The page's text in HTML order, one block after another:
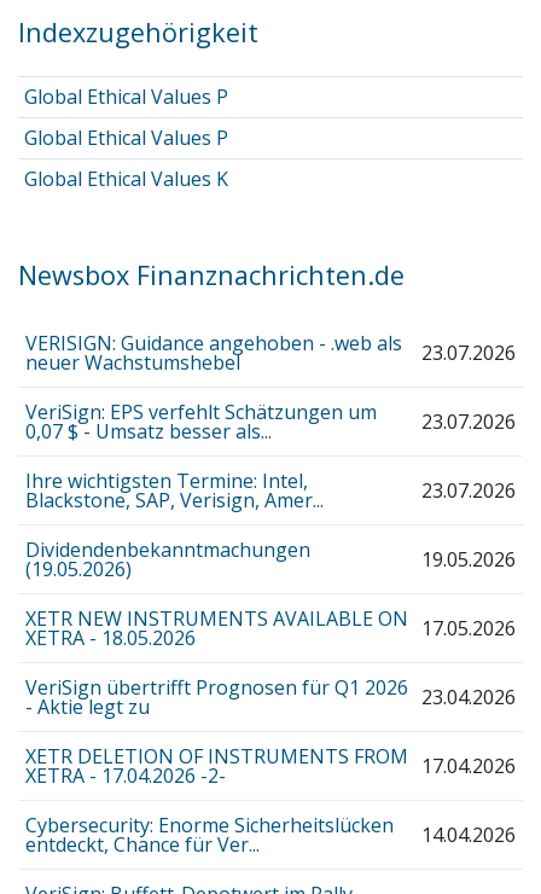
Indexzugehörigkeit
Global Ethical Values P
Global Ethical Values P
Global Ethical Values K
Newsbox Finanznachrichten.de
VERISIGN: Guidance angehoben - .web als
neuer Wachstumshebel 23.07.2026
VeriSign: EPS verfehlt Schätzungen um
0,07 $ - Umsatz besser als... 23.07.2026
Ihre wichtigsten Termine: Intel,
Blackstone, SAP, Verisign, Amer... 23.07.2026
Dividendenbekanntmachungen
(19.05.2026) 19.05.2026
XETR NEW INSTRUMENTS AVAILABLE ON
XETRA - 18.05.2026 17.05.2026
VeriSign übertrifft Prognosen für Q1 2026
- Aktie legt zu 23.04.2026
XETR DELETION OF INSTRUMENTS FROM
XETRA - 17.04.2026 -2- 17.04.2026
Cybersecurity: Enorme Sicherheitslücken
entdeckt, Chance für Ver... 14.04.2026